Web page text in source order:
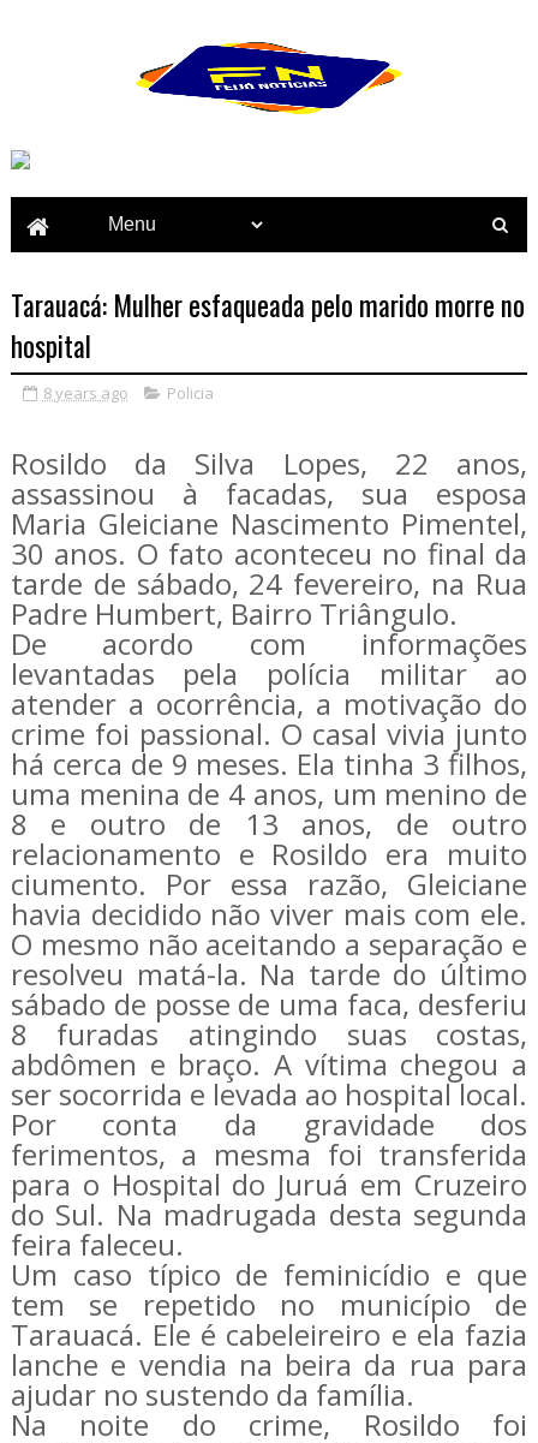
Tarauacá: Mulher esfaqueada pelo marido morre no
hospital
8 years ago Policia
Rosildo da Silva Lopes, 22 anos,
assassinou à facadas, sua esposa
Maria Gleiciane Nascimento Pimentel,
30 anos. O fato aconteceu no final da
tarde de sábado, 24 fevereiro, na Rua
Padre Humbert, Bairro Triângulo.
De acordo com informações
levantadas pela polícia militar ao
atender a ocorrência, a motivação do
crime foi passional. O casal vivia junto
há cerca de 9 meses. Ela tinha 3 filhos,
uma menina de 4 anos, um menino de
8 e outro de 13 anos, de outro
relacionamento e Rosildo era muito
ciumento. Por essa razão, Gleiciane
havia decidido não viver mais com ele.
O mesmo não aceitando a separação e
resolveu matá-la. Na tarde do último
sábado de posse de uma faca, desferiu
8 furadas atingindo suas costas,
abdômen e braço. A vítima chegou a
ser socorrida e levada ao hospital local.
Por conta da gravidade dos
ferimentos, a mesma foi transferida
para o Hospital do Juruá em Cruzeiro
do Sul. Na madrugada desta segunda
feira faleceu.
Um caso típico de feminicídio e que
tem se repetido no município de
Tarauacá. Ele é cabeleireiro e ela fazia
lanche e vendia na beira da rua para
ajudar no sustendo da família.
Na noite do crime, Rosildo foi